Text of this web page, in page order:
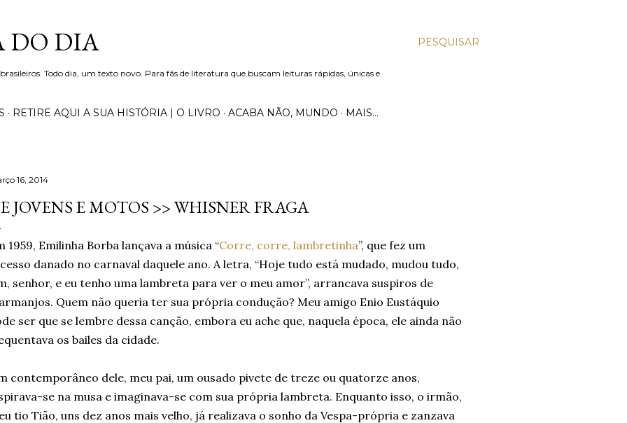
PESQUISAR
DO DIA
Todo dia, um texto novo. Para fãs de literatura que buscam leituras rápidas, únicas e
RETIRE AQUI A SUA HISTÓRIA | O LIVRO ACABA NÃO, MUNDO MAIS…
16, 2014
JOVENS E MOTOS >> WHISNER FRAGA
1959, Emilinha Borba lançava a música “Corre, corre, lambretinha”, que fez um
danado no carnaval daquele ano. A letra, “Hoje tudo está mudado, mudou tudo,
senhor, e eu tenho uma lambreta para ver o meu amor”, arrancava suspiros de
Quem não queria ter sua própria condução? Meu amigo Enio Eustáquio
ser que se lembre dessa canção, embora eu ache que, naquela época, ele ainda não
os bailes da cidade.
contemporâneo dele, meu pai, um ousado pivete de treze ou quatorze anos,
se na musa e imaginava-se com sua própria lambreta. Enquanto isso, o irmão,
tio Tião, uns dez anos mais velho, já realizava o sonho da Vespa-própria e zanzava